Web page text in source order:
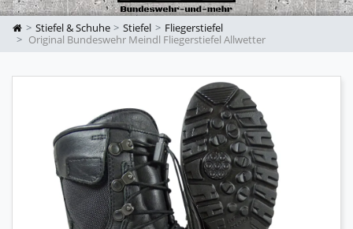
Stiefel & Schuhe Stiefel
Fliegerstiefel
Original Bundeswehr Meindl Fliegerstiefel Allwetter